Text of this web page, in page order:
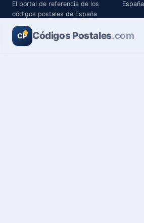
El portal de referencia de los
códigos postales de España
España
CP Códigos Postales.com